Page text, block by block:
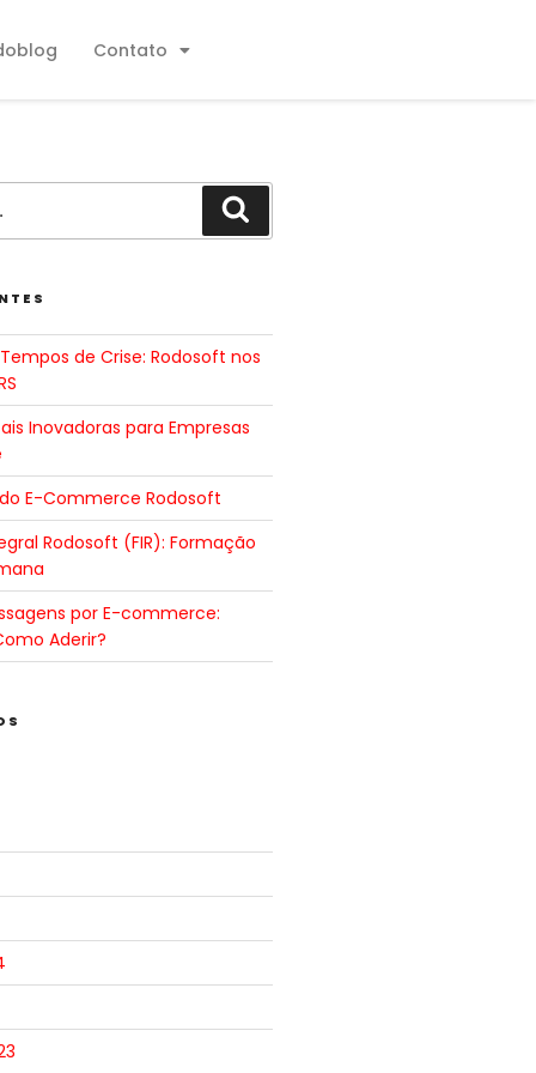
Contato
de Crise: Rodosoft nos
Inovadoras para Empresas
E-Commerce Rodosoft
Rodosoft (FIR): Formação
por E-commerce:
Aderir?